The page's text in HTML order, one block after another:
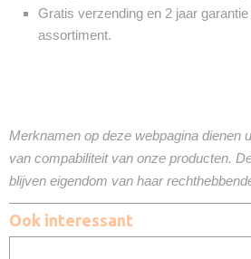
Gratis verzending en 2 jaar
assortiment.
Merknamen op deze webpagina dienen
van compabiliteit van onze producten.
blijven eigendom van haar
Ook interessant